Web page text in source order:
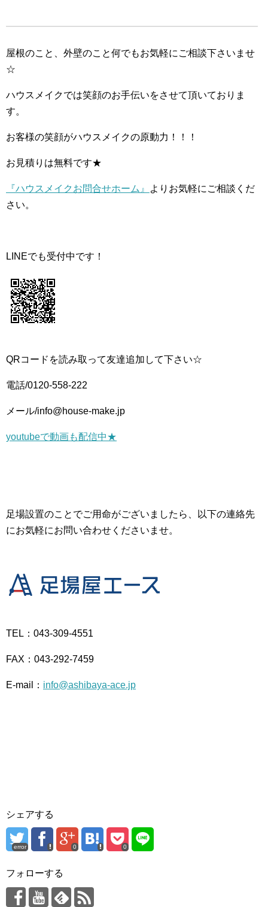
屋根のこと、外壁のこと何でもお気軽にご相談下さいませ
☆
ハウスメイクでは笑顔のお手伝いをさせて頂いておりま
す。
お客様の笑顔がハウスメイクの原動力！！！
お見積りは無料です★
『ハウスメイクお問合せホーム』
よりお気軽にご相談くだ
さい。
LINEでも受付中です！
QRコードを読み取って友達追加して下さい☆
電話/0120-558-222
メール/info@house-make.jp
youtubeで動画も配信中★
足場設置のことでご用命がございましたら、以下の連絡先
にお気軽にお問い合わせくださいませ。
TEL：043-309-4551
FAX：043-292-7459
E-mail： info@ashibaya-ace.jp
シェアする
error 0 0
フォローする